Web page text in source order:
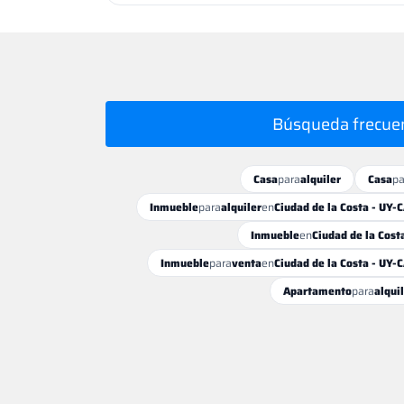
Búsqueda
Casaparaalquiler Casa
InmuebleparaalquilerenCiudad de la Costa - UY-
InmuebleenCiudad de la
InmuebleparaventaenCiudad de la Costa - UY-
Apartamentopara